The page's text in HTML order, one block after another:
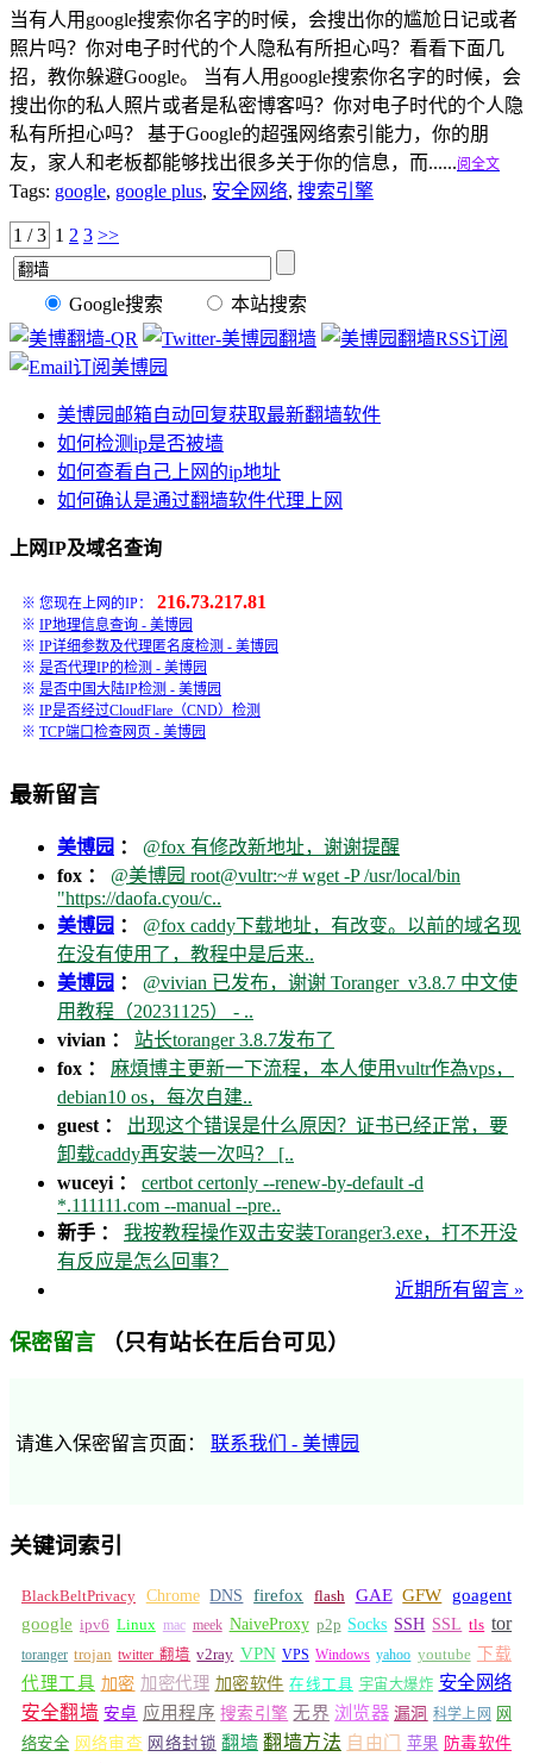
当有人用google搜索你名字的时候，会搜出你的尴尬日记或者
照片吗？你对电子时代的个人隐私有所担心吗？看看下面几
招，教你躲避Google。 当有人用google搜索你名字的时候，会
搜出你的私人照片或者是私密博客吗？你对电子时代的个人隐
私有所担心吗？ 基于Google的超强网络索引能力，你的朋
友，家人和老板都能够找出很多关于你的信息，而......阅全文
Tags: google, google plus, 安全网络, 搜索引擎
1 / 3 1 2 3 >>
Google搜索 本站搜索
美博园邮箱自动回复获取最新翻墙软件
如何检测ip是否被墙
如何查看自己上网的ip地址
如何确认是通过翻墙软件代理上网
上网IP及域名查询
※ 您现在上网的IP： 216.73.217.81
※ IP地理信息查询 - 美博园
※ IP详细参数及代理匿名度检测 - 美博园
※ 是否代理IP的检测 - 美博园
※ 是否中国大陆IP检测 - 美博园
※ IP是否经过CloudFlare（CND）检测
※ TCP端口检查网页 - 美博园
最新留言
美博园 ： @fox 有修改新地址，谢谢提醒
fox ： @美博园 root@vultr:~# wget -P /usr/local/bin
"https://daofa.cyou/c..
美博园 ： @fox caddy下载地址，有改变。以前的域名现
在没有使用了，教程中是后来..
美博园 ： @vivian 已发布，谢谢 Toranger_v3.8.7 中文使
用教程（20231125） - ..
vivian ： 站长toranger 3.8.7发布了
fox ： 麻煩博主更新一下流程，本人使用vultr作為vps，
debian10 os，每次自建..
guest ： 出现这个错误是什么原因？证书已经正常，要
卸载caddy再安装一次吗？ [..
wuceyi ： certbot certonly --renew-by-default -d
*.111111.com --manual --pre..
新手 ： 我按教程操作双击安装Toranger3.exe，打不开没
有反应是怎么回事？
近期所有留言 »
保密留言 （只有站长在后台可见）
请進入保密留言页面： 联系我们 - 美博园
关键词索引
BlackBeltPrivacy Chrome DNS firefox flash GAE GFW
goagent
google ipv6 Linux mac meek NaiveProxy p2p Socks SSH SSL tls tor
toranger trojan twitter 翻墙 v2ray VPN VPS Windows yahoo youtube 下载
代理工具 加密 加密代理 加密软件 在线工具 宇宙大爆炸 安全网络
安全翻墙 安卓 应用程序 搜索引擎 无界 浏览器 漏洞 科学上网 网
络安全 网络审查 网络封锁 翻墙 翻墙方法 自由门 苹果 防毒软件